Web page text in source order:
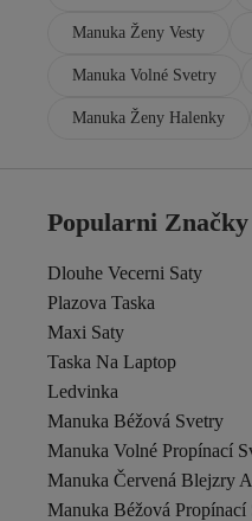
Manuka Ženy Vesty
Manuka Volné Svetry
Manuka Ženy Halenky
Popularni Značky
Dlouhe Vecerni Saty
Plazova Taska
Maxi Saty
Taska Na Laptop
Ledvinka
Manuka Béžová Svetry
Manuka Volné Propínací
Manuka Červená Blejzry
Manuka Béžová Propínací